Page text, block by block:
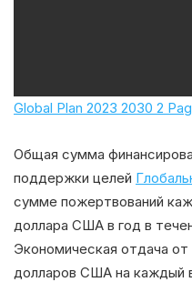
Global Plan 2023 2030 2
Общая сумма
поддержки целей
сумме пожертвований
доллара США в год в
Экономическая отдача
долларов США на каждый